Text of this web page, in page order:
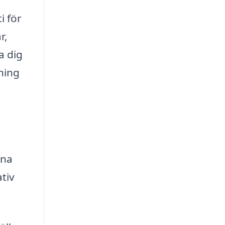
för
dig